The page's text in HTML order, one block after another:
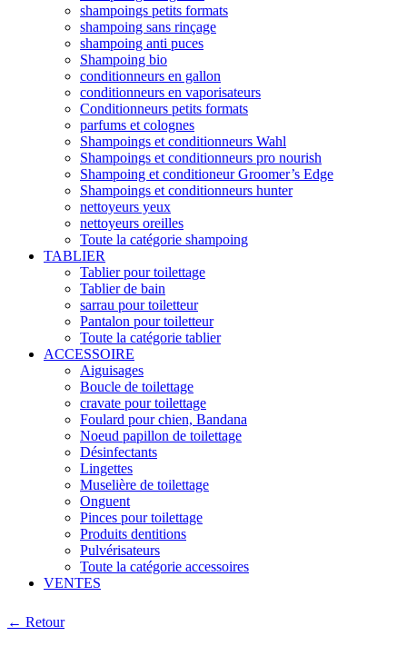
shampoings petits formats
shampoing sans rinçage
shampoing anti puces
Shampoing bio
conditionneurs en gallon
conditionneurs en vaporisateurs
Conditionneurs petits formats
parfums et colognes
Shampoings et conditionneurs Wahl
Shampoings et conditionneurs pro nourish
Shampoing et conditioneur Groomer’s Edge
Shampoings et conditionneurs hunter
nettoyeurs yeux
nettoyeurs oreilles
Toute la catégorie shampoing
TABLIER
Tablier pour toilettage
Tablier de bain
sarrau pour toiletteur
Pantalon pour toiletteur
Toute la catégorie tablier
ACCESSOIRE
Aiguisages
Boucle de toilettage
cravate pour toilettage
Foulard pour chien, Bandana
Noeud papillon de toilettage
Désinfectants
Lingettes
Muselière de toilettage
Onguent
Pinces pour toilettage
Produits dentitions
Pulvérisateurs
Toute la catégorie accessoires
VENTES
← Retour